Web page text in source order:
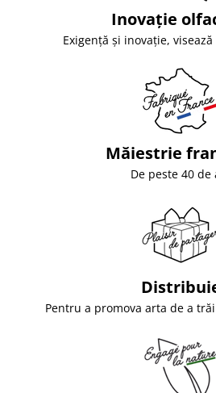
Inovație
Exigență și inovație,
Măiestrie
De peste 40 de
Pentru a promova arta de a